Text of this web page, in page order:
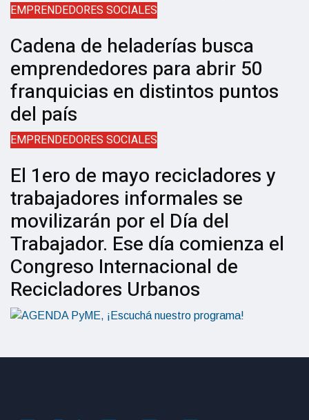
EMPRENDEDORES SOCIALES
Cadena de heladerías busca
emprendedores para abrir 50
franquicias en distintos puntos
del país
EMPRENDEDORES SOCIALES
El 1ero de mayo recicladores y
trabajadores informales se
movilizarán por el Día del
Trabajador. Ese día comienza el
Congreso Internacional de
Recicladores Urbanos